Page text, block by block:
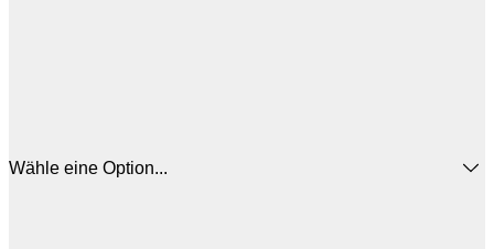
Wähle eine Option...